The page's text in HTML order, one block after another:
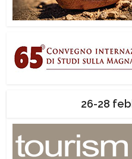
26-28